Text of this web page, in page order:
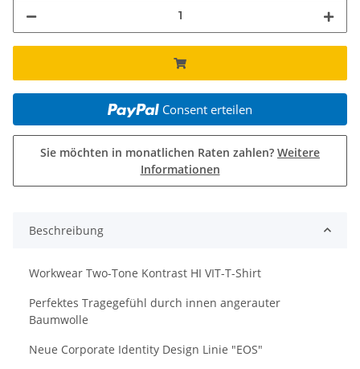
Consent erteilen
Sie möchten in monatlichen Raten zahlen? Weitere
Informationen
Beschreibung
Workwear Two-Tone Kontrast HI VIT-T-Shirt
Perfektes Tragegefühl durch innen angerauter
Baumwolle
Neue Corporate Identity Design Linie "EOS"